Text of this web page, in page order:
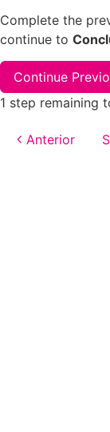
Complete the
continue to
Continue
1 step remaining
Anterior